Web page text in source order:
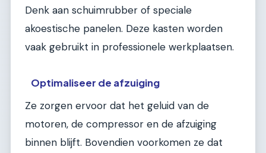
Denk aan schuimrubber of speciale
akoestische panelen. Deze kasten worden
vaak gebruikt in professionele werkplaatsen.
Optimaliseer de afzuiging
Ze zorgen ervoor dat het geluid van de
motoren, de compressor en de afzuiging
binnen blijft. Bovendien voorkomen ze dat